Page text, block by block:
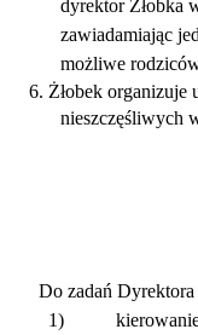
dyrektor Żłobka
zawiadamiając
możliwe
6. Żłobek organizuje
nieszczęśliwych
Do zadań Dyrektora
1)